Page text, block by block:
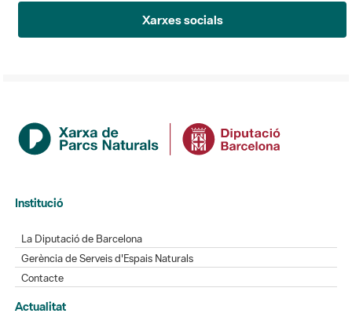
Xarxes socials
Institució
La Diputació de Barcelona
Gerència de Serveis d'Espais Naturals
Contacte
Actualitat